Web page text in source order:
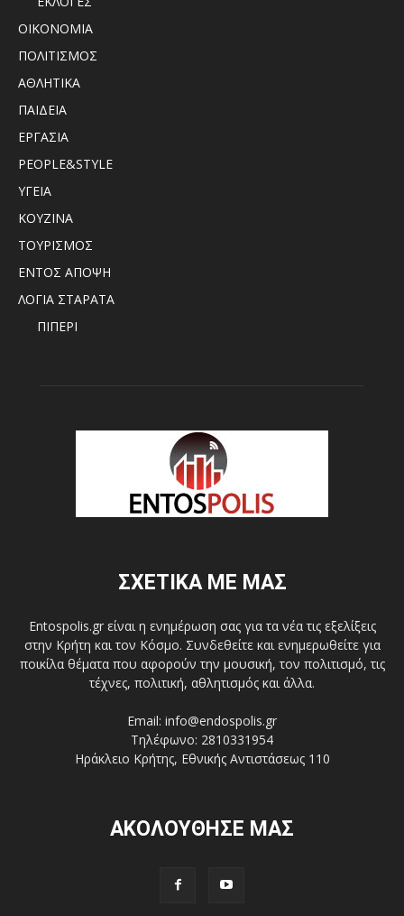
ΟΙΚΟΝΟΜΙΑ
ΠΟΛΙΤΙΣΜΟΣ
ΑΘΛΗΤΙΚΑ
ΠΑΙΔΕΙΑ
ΕΡΓΑΣΙΑ
PEOPLE&STYLE
ΥΓΕΙΑ
ΚΟΥΖΙΝΑ
ΤΟΥΡΙΣΜΟΣ
ΕΝΤΟΣ ΑΠΟΨΗ
ΛΟΓΙΑ ΣΤΑΡΑΤΑ
ΠΙΠΕΡΙ
ΣΧΕΤΙΚΑ ΜΕ ΜΑΣ
Entospolis.gr είναι η ενημέρωση σας για τα νέα τις εξελίξεις
στην Κρήτη και τον Κόσμο. Συνδεθείτε και ενημερωθείτε για
ποικίλα θέματα που αφορούν την μουσική, τον πολιτισμό, τις
τέχνες, πολιτική, αθλητισμός και άλλα.
Email: info@endospolis.gr
Τηλέφωνο: 2810331954
Ηράκλειο Κρήτης, Εθνικής Αντιστάσεως 110
ΑΚΟΛΟΥΘΗΣΕ ΜΑΣ